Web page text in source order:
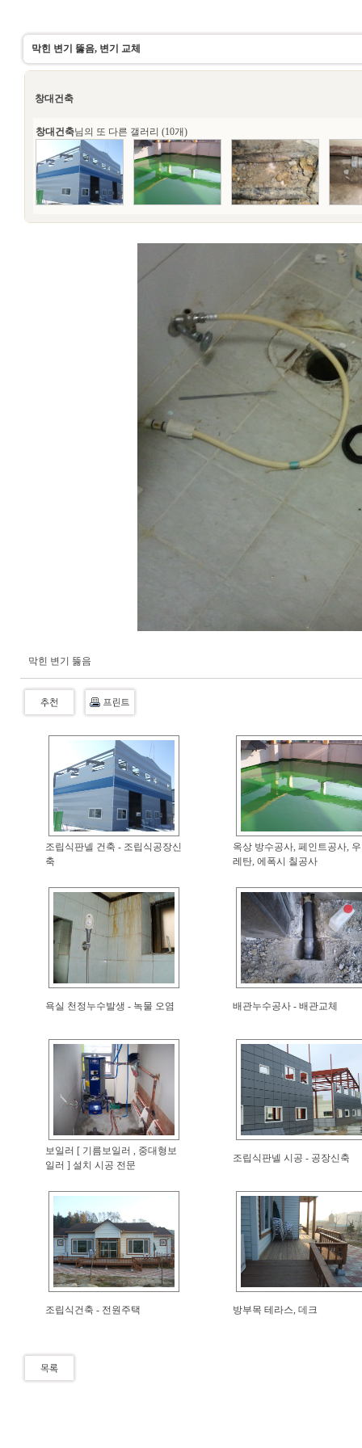
막힌 변기 뚫음, 변기 교체
창대건축
창대건축님의 또 다른 갤러리 (10개)
막힌 변기 뚫음
조립식판넬 건축 - 조립식공장신
축
옥상 방수공사, 페인트공사, 우
레탄, 에폭시 칠공사
욕실 천정누수발생 - 녹물 오염 배관누수공사 - 배관교체
보일러 [ 기름보일러 , 중대형보
일러 ] 설치 시공 전문
조립식판넬 시공 - 공장신축
조립식건축 - 전원주택 방부목 테라스, 데크